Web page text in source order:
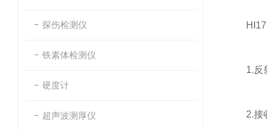
探伤检测仪
铁素体检测仪
硬度计
超声波测厚仪
1.反射
2.接收